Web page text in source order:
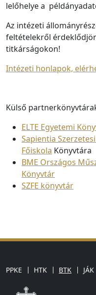
lelőhelye a
Az intézeti
feltételekről
titkárságokon!
Intézeti honlapok,
Külső
ELTE Egyetemi
Sapientia
Főiskola Könyvtára
BME Országos
Könyvtár
SZFE könyvtár
PPKE HTK BTK JÁK